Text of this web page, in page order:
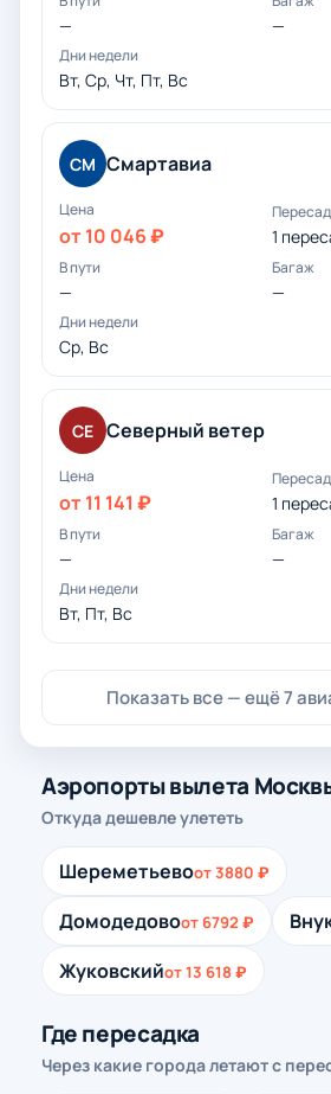
— —
Вт, Ср, Чт, Пт, Вс
СМ Смартавиа
от 10 046 ₽ 1
— —
Ср, Вс
СЕ Северный ветер
от 11 141 ₽ 1
— —
Вт, Пт, Вс
Показать все — ещё 7
Аэропорты вылета
Откуда дешевле улететь
Шереметьевоот 3880 ₽
Домодедовоот 6792 ₽
Жуковскийот 13 618 ₽
Где пересадка
Через какие города летают с